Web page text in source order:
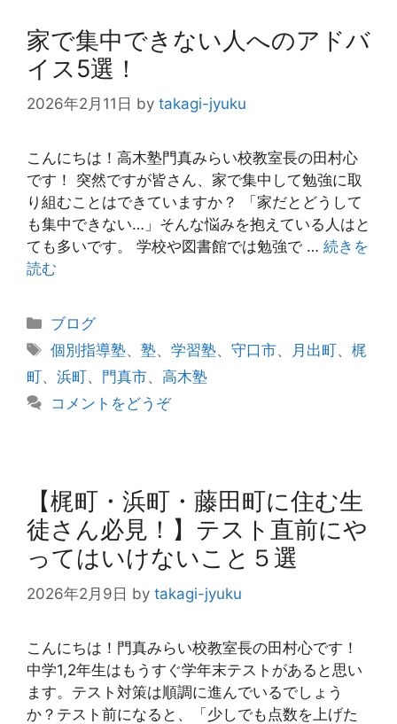
家で集中できない人へのアドバ
イス5選！
2026年2月11日 by takagi-jyuku
こんにちは！高木塾門真みらい校教室長の田村心
です！ 突然ですが皆さん、家で集中して勉強に取
り組むことはできていますか？ 「家だとどうして
も集中できない…」そんな悩みを抱えている人はと
ても多いです。 学校や図書館では勉強で … 続きを
読む
カ
テ
リ
ー
ブログ
タ
グ
個別指導塾、塾、学習塾、守口市、 月出町、梶
町、 浜町、 門真市、 高木塾
コメントをどうぞ
【梶町・浜町・藤田町に住む生
徒さん必見！】テスト直前にや
ってはいけないこと５選
2026年2月9日 by takagi-jyuku
こんにちは！門真みらい校教室長の田村心です！
中学1,2年生はもうすぐ学年末テストがあると思い
ます。テスト対策は順調に進んでいるでしょう
か？テスト前になると、「少しでも点数を上げた